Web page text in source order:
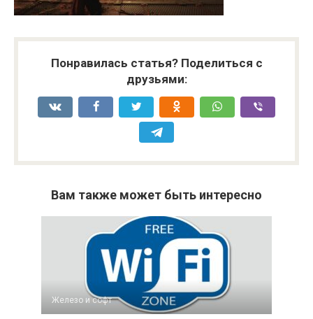
Понравилась статья? Поделиться с
друзьями:
Вам также может быть интересно
Железо и софт